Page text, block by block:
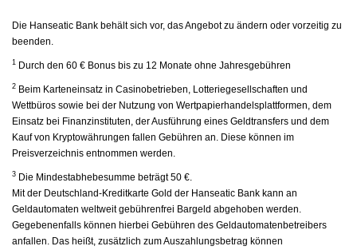
Die Hanseatic Bank behält sich vor, das Angebot zu ändern oder vorzeitig zu
beenden.
1 Durch den 60 € Bonus bis zu 12 Monate ohne Jahresgebühren
2 Beim Karteneinsatz in Casinobetrieben, Lotteriegesellschaften und
Wettbüros sowie bei der Nutzung von Wertpapierhandelsplattformen, dem
Einsatz bei Finanzinstituten, der Ausführung eines Geldtransfers und dem
Kauf von Kryptowährungen fallen Gebühren an. Diese können im
Preisverzeichnis entnommen werden.
3 Die Mindestabhebesumme beträgt 50 €.
Mit der Deutschland-Kreditkarte Gold der Hanseatic Bank kann an
Geldautomaten weltweit gebührenfrei Bargeld abgehoben werden.
Gegebenenfalls können hierbei Gebühren des Geldautomatenbetreibers
anfallen. Das heißt, zusätzlich zum Auszahlungsbetrag können